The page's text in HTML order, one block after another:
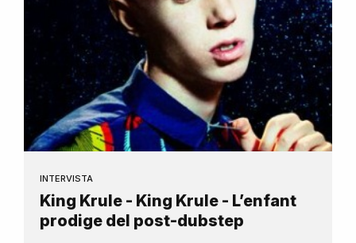
INTERVISTA
King Krule - King Krule - L’enfant
prodige del post-dubstep